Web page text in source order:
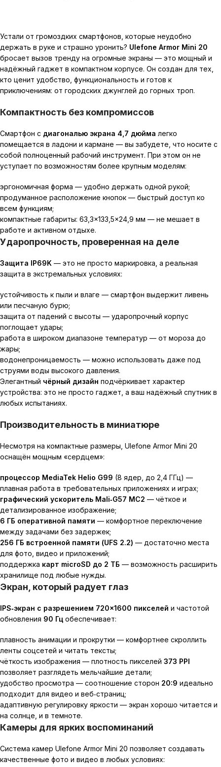
Устали от громоздких смартфонов, которые неудобно
держать в руке и страшно уронить? Ulefone Armor Mini 20
бросает вызов тренду на огромные экраны — это мощный и
надёжный гаджет в компактном корпусе. Он создан для тех,
кто ценит удобство, функциональность и готов к
приключениям: от городских джунглей до горных троп.
Компактность без компромиссов
Смартфон с диагональю экрана 4,7 дюйма легко
помещается в ладони и кармане — вы забудете, что носите с
собой полноценный рабочий инструмент. При этом он не
уступает по возможностям более крупным моделям:
эргономичная форма — удобно держать одной рукой;
продуманное расположение кнопок — быстрый доступ ко
всем функциям;
компактные габариты: 63 3×133 5×24 9 мм — не мешает в
работе и активном отдыхе.
Ударопрочность, проверенная на деле
Защита IP69K — это не просто маркировка, а реальная
защита в экстремальных условиях:
устойчивость к пыли и влаге — смартфон выдержит ливень
или песчаную бурю;
защита от падений с высоты — ударопрочный корпус
поглощает удары;
работа в широком диапазоне температур — от мороза до
жары;
водонепроницаемость — можно использовать даже под
струями воды высокого давления.
Элегантный чёрный дизайн подчёркивает характер
устройства: это не просто гаджет, а ваш надёжный спутник в
любых испытаниях.
Производительность в миниатюре
Несмотря на компактные размеры, Ulefone Armor Mini 20
оснащён мощным «сердцем»:
процессор MediaTek Helio G99 (8 ядер, до 2 4 ГГц) —
плавная работа в требовательных приложениях и играх;
графический ускоритель Mali‑G57 MC2 — чёткое и
детализированное изображение;
6 ГБ оперативной памяти — комфортное переключение
между задачами без задержек;
256 ГБ встроенной памяти (UFS 2.2) — достаточно места
для фото, видео и приложений;
поддержка карт microSD до 2 ТБ — возможность расширить
хранилище под любые нужды.
Экран, который радует глаз
IPS‑экран с разрешением 720×1600 пикселей и частотой
обновления 90 Гц обеспечивает:
плавность анимации и прокрутки — комфортнее скроллить
ленты соцсетей и читать тексты;
чёткость изображения — плотность пикселей 373 PPI
позволяет разглядеть мельчайшие детали;
удобство просмотра — соотношение сторон 20:9 идеально
подходит для видео и веб‑страниц;
адаптивную регулировку яркости — экран хорошо читается и
на солнце, и в темноте.
Камеры для ярких воспоминаний
Система камер Ulefone Armor Mini 20 позволяет создавать
качественные фото и видео в любых условиях: